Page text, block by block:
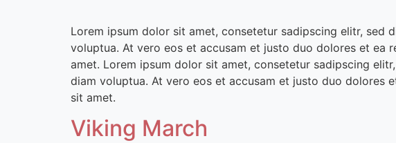
Lorem ipsum dolor sit amet, consetetur sadipscing elitr, sed
voluptua. At vero eos et accusam et justo duo dolores et ea
amet. Lorem ipsum dolor sit amet, consetetur sadipscing
diam voluptua. At vero eos et accusam et justo duo dolores
sit amet.
Viking March